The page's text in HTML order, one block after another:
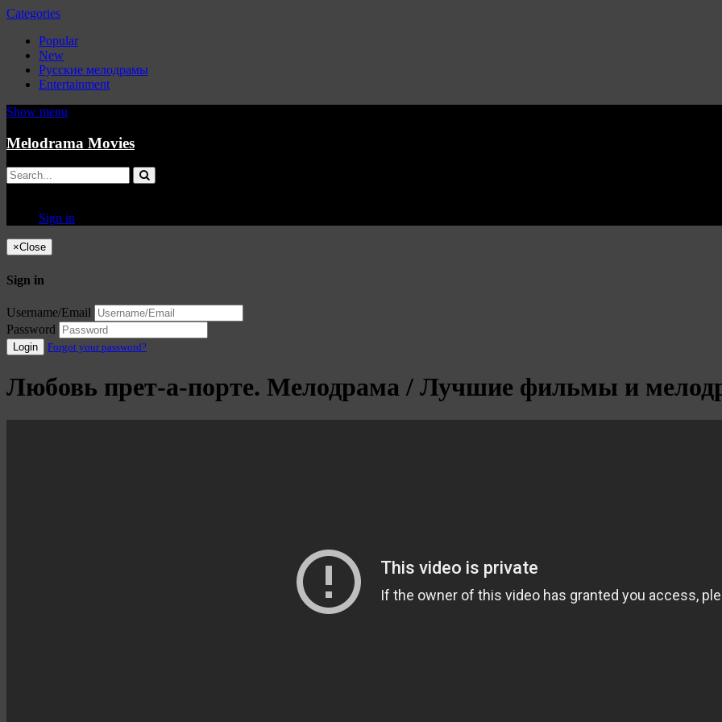
Categories
Popular
New
Русские мелодрамы
Entertainment
Show menu
Melodrama Movies
Sign in
×Close
Sign in
Username/Email
Password
Login Forgot your password?
Любовь прет-а-порте. Мелодрама / Лучшие фильмы и